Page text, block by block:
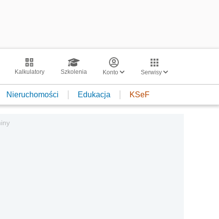
Kalkulatory Szkolenia Konto Serwisy
Nieruchomości Edukacja KSeF